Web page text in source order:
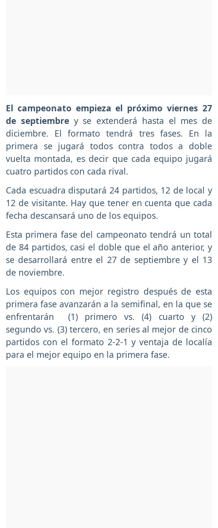
El campeonato empieza el próximo viernes 27
de septiembre y se extenderá hasta el mes de
diciembre. El formato tendrá tres fases. En la
primera se jugará todos contra todos a doble
vuelta montada, es decir que cada equipo jugará
cuatro partidos con cada rival.
Cada escuadra disputará 24 partidos, 12 de local y
12 de visitante. Hay que tener en cuenta que cada
fecha descansará uno de los equipos.
Esta primera fase del campeonato tendrá un total
de 84 partidos, casi el doble que el año anterior, y
se desarrollará entre el 27 de septiembre y el 13
de noviembre.
Los equipos con mejor registro después de esta
primera fase avanzarán a la semifinal, en la que se
enfrentarán (1) primero vs. (4) cuarto y (2)
segundo vs. (3) tercero, en series al mejor de cinco
partidos con el formato 2-2-1 y ventaja de localía
para el mejor equipo en la primera fase.